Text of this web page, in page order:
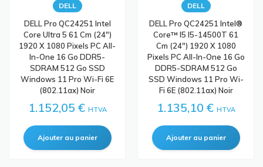
DELL
DELL Pro QC24251 Intel
Core Ultra 5 61 Cm (24")
1920 X 1080 Pixels PC All-
In-One 16 Go DDR5-
SDRAM 512 Go SSD
Windows 11 Pro Wi-Fi 6E
(802.11ax) Noir
1.152,05 € HTVA
DELL
DELL Pro QC24251 Intel®
Core™ I5 I5-14500T 61
Cm (24") 1920 X 1080
Pixels PC All-In-One 16 Go
DDR5-SDRAM 512 Go
SSD Windows 11 Pro Wi-
Fi 6E (802.11ax) Noir
1.135,10 € HTVA